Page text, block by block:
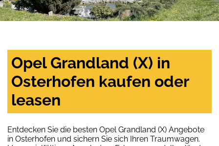
Opel Grandland (X) in
Osterhofen kaufen oder
leasen
Entdecken Sie die besten Opel Grandland (X) Angebote
in Osterhofen und sichern Sie sich Ihren Traumwagen.